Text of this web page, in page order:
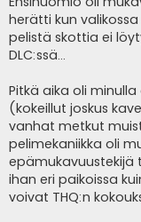
herätti kun
pelistä skottia ei
DLC:ssä...
Pitkä aika oli
(kokeillut joskus
vanhat metkut
pelimekaniikka oli
ihan eri paikoissa
voivat THQ:n